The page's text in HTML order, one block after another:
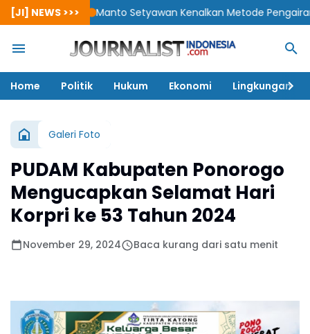
[JI] NEWS >>>Manto Setyawan Kenalkan Metode Pengairan Baru:
Home Politik Hukum Ekonomi Lingkungan
Galeri Foto
PUDAM Kabupaten Ponorogo
Mengucapkan Selamat Hari
Korpri ke 53 Tahun 2024
November 29, 2024 Baca kurang dari satu menit